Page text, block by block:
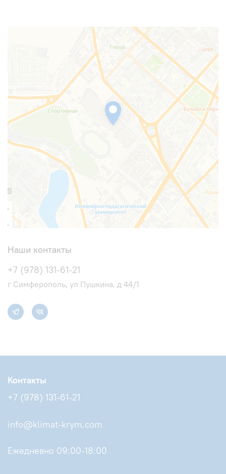
Наши контакты
+7 (978) 131-61-21
г Симферополь, ул Пушкина, д 44/1
Контакты
+7 (978) 131-61-21
info@klimat-krym.com
Ежедневно 09:00-18:00